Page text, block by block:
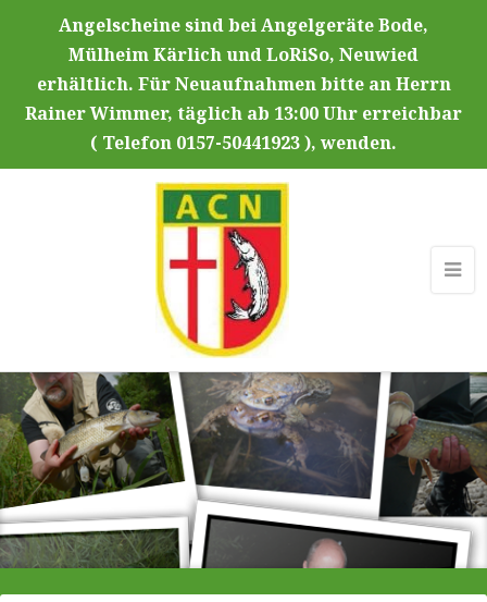
Angelscheine sind bei Angelgeräte Bode,
Mülheim Kärlich und LoRiSo, Neuwied
erhältlich. Für Neuaufnahmen bitte an Herrn
Rainer Wimmer, täglich ab 13:00 Uhr erreichbar
( Telefon 0157-50441923 ), wenden.